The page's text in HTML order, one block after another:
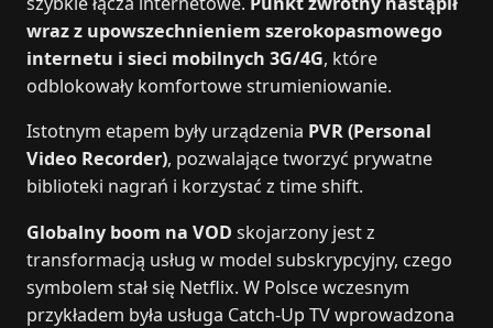
wraz z upowszechnieniem szerokopasmowego
internetu i sieci mobilnych 3G/4G, które
odblokowały komfortowe strumieniowanie.
Istotnym etapem były urządzenia PVR (Personal
Video Recorder), pozwalające tworzyć prywatne
biblioteki nagrań i korzystać z time shift.
Globalny boom na VOD skojarzony jest z
transformacją usług w model subskrypcyjny, czego
symbolem stał się Netflix. W Polsce wczesnym
przykładem była usługa Catch-Up TV wprowadzona